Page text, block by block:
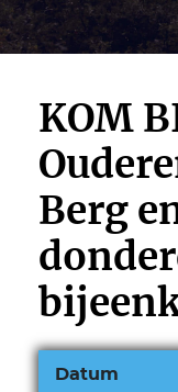
KOM
Berg
Datum